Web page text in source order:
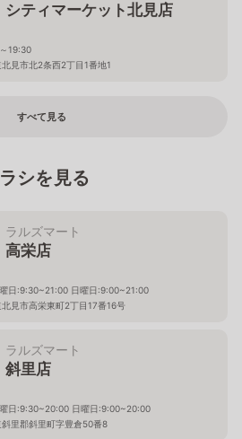
シティマーケット北見店
19:30
見市北2条西2丁目1番地1
すべて見る
シを見る
ラルズマート
高栄店
日:9:30~21:00 日曜日:9:00~21:00
見市高栄東町2丁目17番16号
ラルズマート
斜里店
日:9:30~20:00 日曜日:9:00~20:00
斜里郡斜里町字豊倉50番8